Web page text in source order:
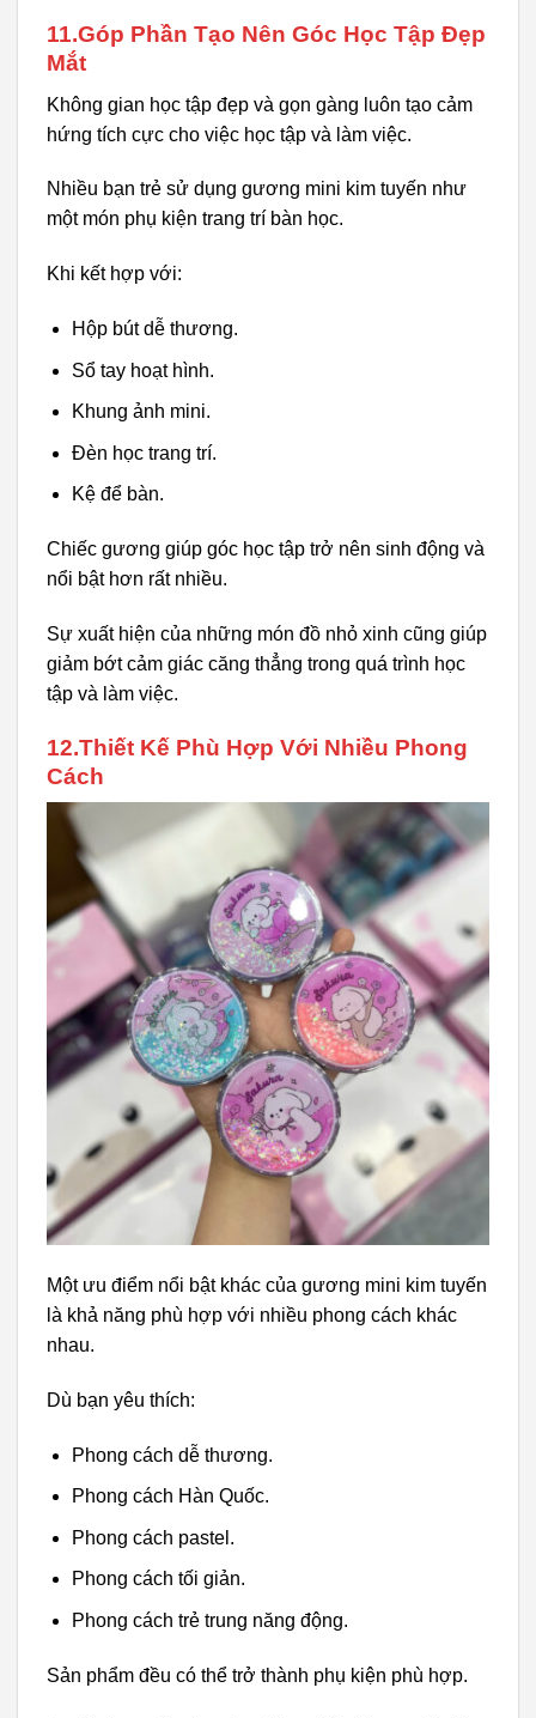
11.Góp Phần Tạo Nên Góc Học Tập Đẹp
Mắt
Không gian học tập đẹp và gọn gàng luôn tạo cảm
hứng tích cực cho việc học tập và làm việc.
Nhiều bạn trẻ sử dụng gương mini kim tuyến như
một món phụ kiện trang trí bàn học.
Khi kết hợp với:
Hộp bút dễ thương.
Sổ tay hoạt hình.
Khung ảnh mini.
Đèn học trang trí.
Kệ để bàn.
Chiếc gương giúp góc học tập trở nên sinh động và
nổi bật hơn rất nhiều.
Sự xuất hiện của những món đồ nhỏ xinh cũng giúp
giảm bớt cảm giác căng thẳng trong quá trình học
tập và làm việc.
12.Thiết Kế Phù Hợp Với Nhiều Phong
Cách
Một ưu điểm nổi bật khác của gương mini kim tuyến
là khả năng phù hợp với nhiều phong cách khác
nhau.
Dù bạn yêu thích:
Phong cách dễ thương.
Phong cách Hàn Quốc.
Phong cách pastel.
Phong cách tối giản.
Phong cách trẻ trung năng động.
Sản phẩm đều có thể trở thành phụ kiện phù hợp.